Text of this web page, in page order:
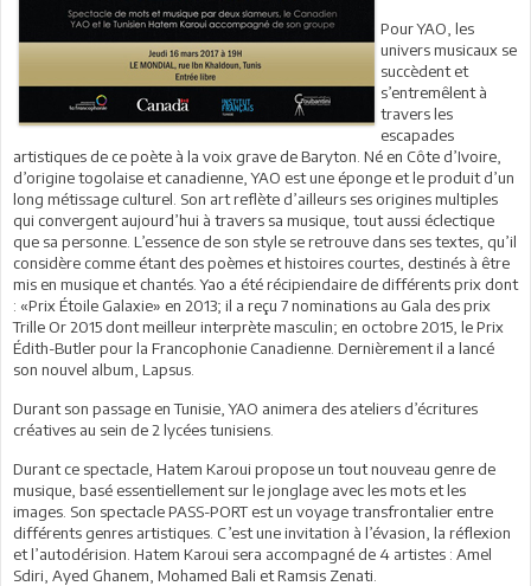
Pour YAO, les
univers musicaux se
succèdent et
s’entremêlent à
travers les
escapades
artistiques de ce poète à la voix grave de Baryton. Né en Côte d’Ivoire,
d’origine togolaise et canadienne, YAO est une éponge et le produit d’un
long métissage culturel. Son art reflète d’ailleurs ses origines multiples
qui convergent aujourd’hui à travers sa musique, tout aussi éclectique
que sa personne. L’essence de son style se retrouve dans ses textes, qu’il
considère comme étant des poèmes et histoires courtes, destinés à être
mis en musique et chantés. Yao a été récipiendaire de différents prix dont
: «Prix Étoile Galaxie» en 2013; il a reçu 7 nominations au Gala des prix
Trille Or 2015 dont meilleur interprète masculin; en octobre 2015, le Prix
Édith-Butler pour la Francophonie Canadienne. Dernièrement il a lancé
son nouvel album, Lapsus.
Durant son passage en Tunisie, YAO animera des ateliers d’écritures
créatives au sein de 2 lycées tunisiens.
Durant ce spectacle, Hatem Karoui propose un tout nouveau genre de
musique, basé essentiellement sur le jonglage avec les mots et les
images. Son spectacle PASS-PORT est un voyage transfrontalier entre
différents genres artistiques. C’est une invitation à l’évasion, la réflexion
et l’autodérision. Hatem Karoui sera accompagné de 4 artistes : Amel
Sdiri, Ayed Ghanem, Mohamed Bali et Ramsis Zenati.